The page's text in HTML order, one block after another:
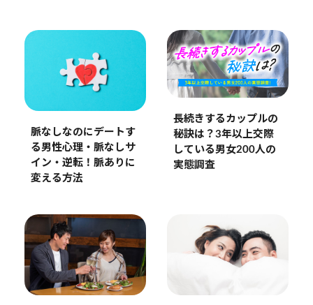
脈なしなのにデートす
る男性心理・脈なしサ
イン・逆転！脈ありに
変える方法
長続きするカップルの
秘訣は？3年以上交際
している男女200人の
実態調査